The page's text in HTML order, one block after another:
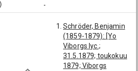
-
Schröder, Benjamin
(1859-1879): [Yo
Viborgs lyc.;
31.5.1879; toukokuu
1879; Viborgs